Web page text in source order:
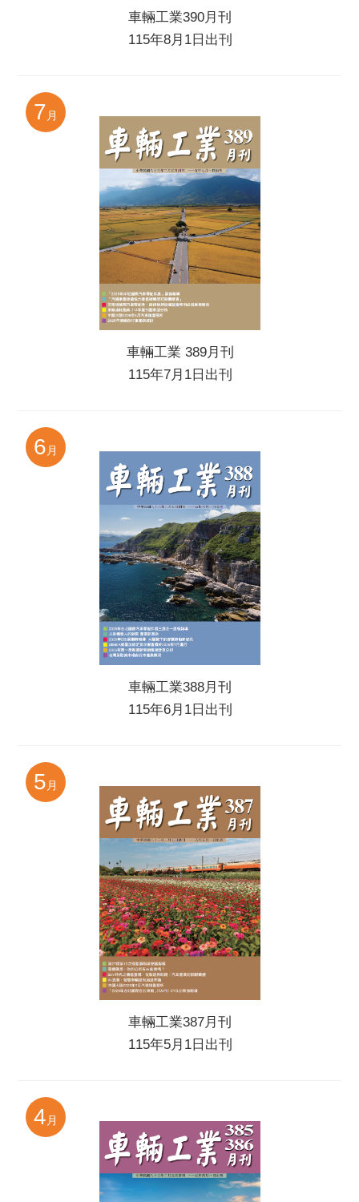
車輛工業390月刊
115年8月1日出刊
7 月
車輛工業 389月刊
115年7月1日出刊
6 月
車輛工業388月刊
115年6月1日出刊
5 月
車輛工業387月刊
115年5月1日出刊
4 月